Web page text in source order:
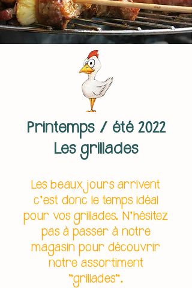
Printemps / été 2022
Les grillades
Les beaux jours arrivent
c'est donc le temps idéal
pour vos grillades. N'hésitez
pas à passer à notre
magasin pour découvrir
notre assortiment
"grillades".